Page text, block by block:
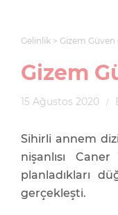
Gelinlik Gizem Güven
Gizem
15 Ağustos 2020
Sihirli annem
nişanlısı
planladıkları
gerçekleşti.